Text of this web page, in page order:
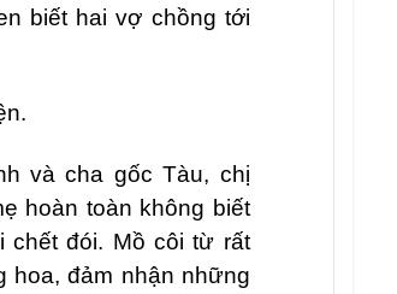
biết hai vợ chồng tới
và cha gốc Tàu, chị
hoàn toàn không biết
chết đói. Mồ côi từ rất
hoa, đảm nhận những